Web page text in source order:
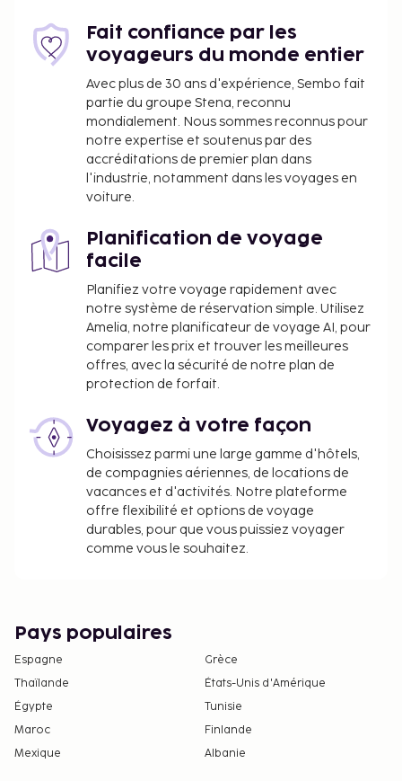
Tous les clients, y compris les enfants, doivent
être présents à l'arrivée et présenter une pièce
d'identité officielle avec photo ou leur
passeport.
Conformément aux réglementations
nationales, les transactions en espèces
effectuées dans cet hébergement ne peuvent
pas dépasser 5000 EUR. Pour plus
l'hébergement aux coordonnées figurant dans
la confirmation de réservation.
Les enfants de 11 ans et moins ne sont pas
admis dans cet hébergement.
Fait confiance par les
voyageurs du monde entier
Avec plus de 30 ans d'expérience, Sembo fait
partie du groupe Stena, reconnu
mondialement. Nous sommes reconnus pour
notre expertise et soutenus par des
accréditations de premier plan dans
l'industrie, notamment dans les voyages en
voiture.
Planification de voyage
facile
Planifiez votre voyage rapidement avec
notre système de réservation simple. Utilisez
Amelia, notre planificateur de voyage AI, pour
comparer les prix et trouver les meilleures
offres, avec la sécurité de notre plan de
protection de forfait.
Voyagez à votre façon
Choisissez parmi une large gamme d'hôtels,
de compagnies aériennes, de locations de
vacances et d'activités. Notre plateforme
offre flexibilité et options de voyage
durables, pour que vous puissiez voyager
comme vous le souhaitez.
Pays populaires
Espagne
Grèce
Thaïlande
États-Unis d'Amérique
Égypte
Tunisie
Maroc
Finlande
Mexique
Albanie